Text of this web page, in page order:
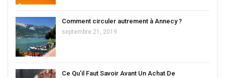
Comment circuler autrement à Annecy ?
septembre 21, 2019
Ce Qu’il Faut Savoir Avant Un Achat De